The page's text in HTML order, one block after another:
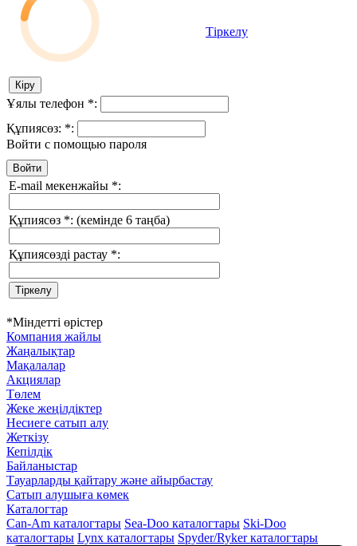
Тіркелу
Ұялы телефон *:
Құпиясөз: *:
Войти с помощью пароля
E-mail мекенжайы *:
Құпиясөз *: (кемінде 6 таңба)
Құпиясөзді растау *:
*Міндетті өрістер
Компания жайлы
Жаңалықтар
Мақалалар
Акциялар
Төлем
Жеке жеңілдіктер
Несиеге сатып алу
Жеткізу
Кепілдік
Байланыстар
Тауарларды қайтару және айырбастау
Сатып алушыға көмек
Каталогтар
Can-Am каталогтары Sea-Doo каталогтары Ski-Doo
каталогтары Lynx каталогтары Spyder/Ryker каталогтары